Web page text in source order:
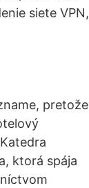
siete VPN,
pretože
ktorá spája